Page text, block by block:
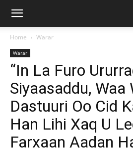
Home Warar
Warar
“In La Furo
Siyaasaddu, Waa
Dastuuri Oo Cid
Han Lihi Xaq U
Farxaan Aadan